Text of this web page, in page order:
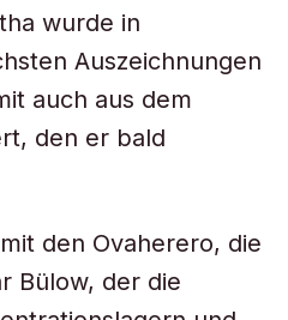
wurde in
Auszeichnungen
auch aus dem
den er bald
den Ovaherero, die
Bülow, der die